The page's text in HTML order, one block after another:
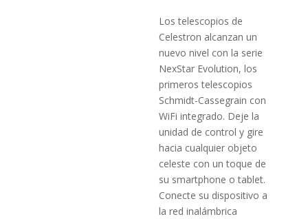
Los telescopios de
Celestron alcanzan un
nuevo nivel con la serie
NexStar Evolution, los
primeros telescopios
Schmidt­-Cassegrain con
WiFi integrado. Deje la
unidad de control y gire
hacia cualquier objeto
celeste con un toque de
su smartphone o tablet.
Co­necte su dispositivo a
la red inalámbrica